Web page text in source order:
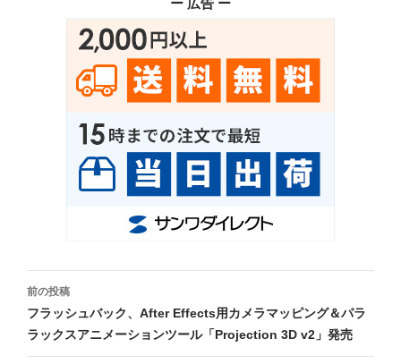
ー 広告 ー
投
稿
ナ
前の投稿
フラッシュバック、After Effects用カメラマッピング＆パラ
ラックスアニメーションツール「Projection 3D v2」発売